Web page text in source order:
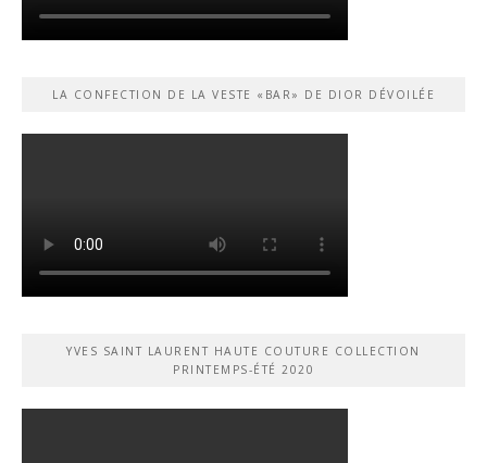
LA CONFECTION DE LA VESTE «BAR» DE DIOR DÉVOILÉE
YVES SAINT LAURENT HAUTE COUTURE COLLECTION
PRINTEMPS-ÉTÉ 2020